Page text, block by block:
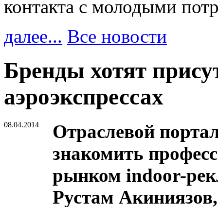
контакта с молодыми
далее... Все новости
Бренды хотят
аэроэкспрессах
08.04.2014
Отраслевой
знакомить
рынком indoor-
Рустам